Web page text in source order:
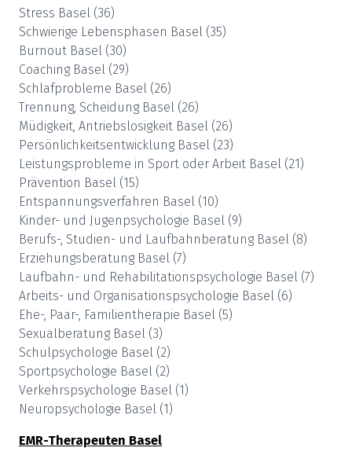
Stress Basel (36)
Schwierige Lebensphasen Basel (35)
Burnout Basel (30)
Coaching Basel (29)
Schlafprobleme Basel (26)
Trennung, Scheidung Basel (26)
Müdigkeit, Antriebslosigkeit Basel (26)
Persönlichkeitsentwicklung Basel (23)
Leistungsprobleme in Sport oder Arbeit Basel (21)
Prävention Basel (15)
Entspannungsverfahren Basel (10)
Kinder- und Jugenpsychologie Basel (9)
Berufs-, Studien- und Laufbahnberatung Basel (8)
Erziehungsberatung Basel (7)
Laufbahn- und Rehabilitationspsychologie Basel (7)
Arbeits- und Organisationspsychologie Basel (6)
Ehe-, Paar-, Familientherapie Basel (5)
Sexualberatung Basel (3)
Schulpsychologie Basel (2)
Sportpsychologie Basel (2)
Verkehrspsychologie Basel (1)
Neuropsychologie Basel (1)
EMR-Therapeuten Basel